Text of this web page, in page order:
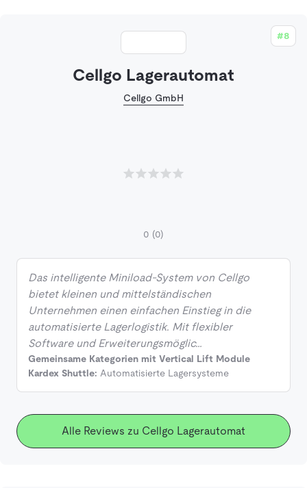
#8
Cellgo Lagerautomat
Cellgo GmbH
0 (0)
Das intelligente Miniload-System von Cellgo
bietet kleinen und mittelständischen
Unternehmen einen einfachen Einstieg in die
automatisierte Lagerlogistik. Mit flexibler
Software und Erweiterungsmöglic…
Gemeinsame Kategorien mit Vertical Lift Module
Kardex Shuttle: Automatisierte Lagersysteme
Alle Reviews zu Cellgo Lagerautomat